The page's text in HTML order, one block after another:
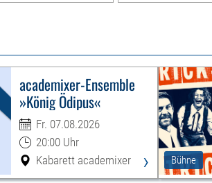
academixer-Ensemble
»König Ödipus«
Fr. 07.08.2026
20:00 Uhr
Kabarett academixer
› Bühne